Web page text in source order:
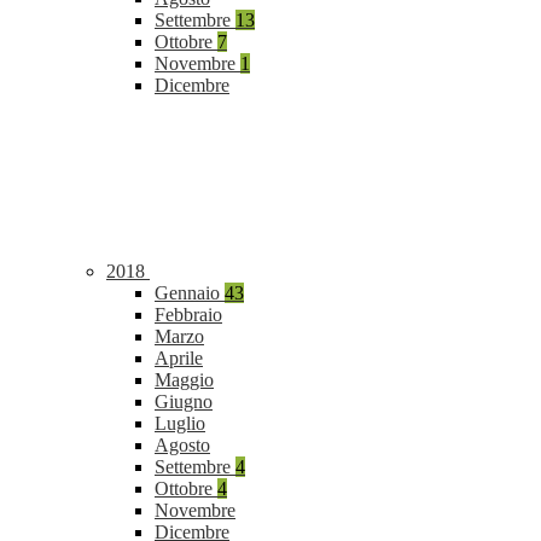
Settembre 13
Ottobre 7
Novembre 1
Dicembre
2018
Gennaio 43
Febbraio
Marzo
Aprile
Maggio
Giugno
Luglio
Agosto
Settembre 4
Ottobre 4
Novembre
Dicembre